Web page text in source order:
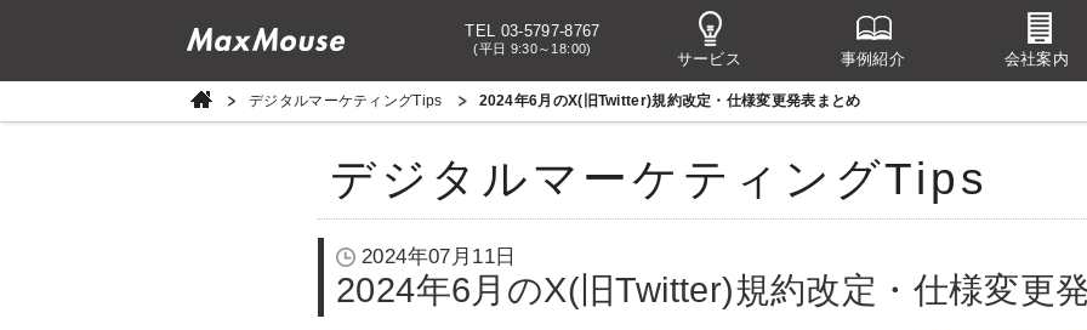
TEL 03-5797-8767
(平日 9:30～18:00)
サービス 事例紹介 会社案内
デジタルマーケティングTips 2024年6月のX(旧Twitter)規約改定・仕様変更発表まとめ
デジタルマーケティングTips
2024年07月11日
2024年6月のX(旧Twitter)規約改定・仕様変更